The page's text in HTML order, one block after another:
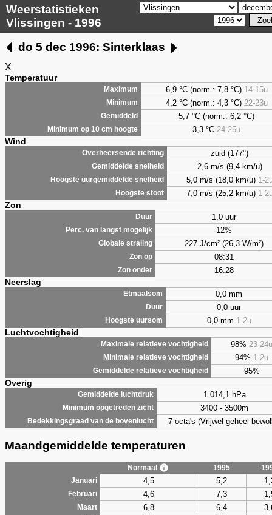
Weerstatistieken
Vlissingen - 1996
do 5 dec 1996: Sinterklaas
X
Temperatuur
Maximum 6,9 °C (norm.: 7,8 °C) 14-15u
Minimum 4,2 °C (norm.: 4,3 °C) 22-23u
Gemiddeld 5,7 °C (norm.: 6,2 °C)
Minimum op 10 cm hoogte 3,3 °C 24-25u
Wind
Overheersende richting zuid (177°)
Gemiddelde snelheid 2,6 m/s (9,4 km/u)
Hoogste uurgemiddelde snelheid 5,0 m/s (18,0 km/u) 1-
Hoogste stoot 7,0 m/s (25,2 km/u) 1-
Zon
Duur 1,0 uur
Perc. van langst mogelijk 12%
Globale straling 227 J/cm² (26,3 W/m²)
Zon op 08:31
Zon onder 16:28
Neerslag
Etmaalsom 0,0 mm
Duur 0,0 uur
Hoogste uursom 0,0 mm 1-2u
Luchtvochtigheid
Maximale relatieve vochtigheid 98% 23-24u
Minimale relatieve vochtigheid 94% 1-2u
Gemiddelde relatieve vochtigheid 95%
Overig
Gemiddelde luchtdruk 1.014,1 hPa
Minimum opgetreden zicht 3400 - 3500m
Bedekkingsgraad van de bovenlucht 7 octa's (Vrijwel geheel
Maandgemiddelde temperaturen
Normaal 1995
Januari
4,5 5,2
Februari 4,6 7,3
Maart 6,8 6,4